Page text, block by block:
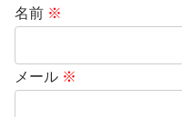
名前 ※
メール ※